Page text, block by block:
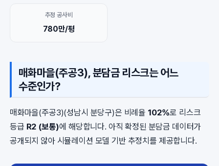
추정 공사비
780만/평
매화마을(주공3), 분담금 리스크는 어느
수준인가?
매화마을(주공3)(성남시 분당구)은 비례율 102%로 리스크
등급 R2 (보통)에 해당합니다. 아직 확정된 분담금 데이터가
공개되지 않아 시뮬레이션 모델 기반 추정치를 제공합니다.